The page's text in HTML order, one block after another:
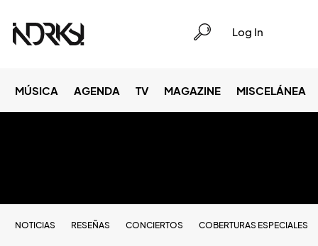
Log In
MÚSICA AGENDA TV MAGAZINE MISCELÁNEA
NOTICIAS RESEÑAS CONCIERTOS COBERTURAS ESPECIALES